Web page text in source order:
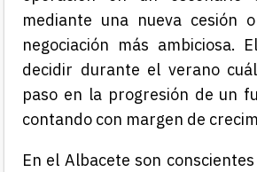
mediante una nueva cesión
negociación más ambiciosa.
decidir durante el verano
paso en la progresión de un
contando con margen de
En el Albacete son